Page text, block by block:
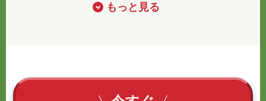
もっと見る